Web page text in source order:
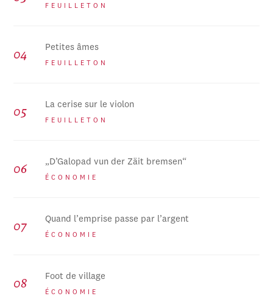
FEUILLETON
Petites âmes
FEUILLETON
La cerise sur le violon
FEUILLETON
„D’Galopad vun der Zäit bremsen“
ÉCONOMIE
Quand l’emprise passe par l’argent
ÉCONOMIE
Foot de village
ÉCONOMIE